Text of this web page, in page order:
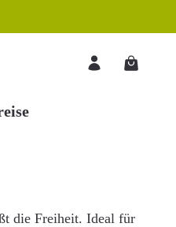
die Freiheit. Ideal für